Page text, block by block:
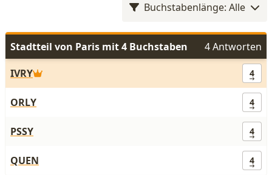
Buchstabenlänge: Alle
Stadtteil von Paris mit 4 Buchstaben
4 Antworten
IVRY
4
ORLY 4
PSSY 4
QUEN 4